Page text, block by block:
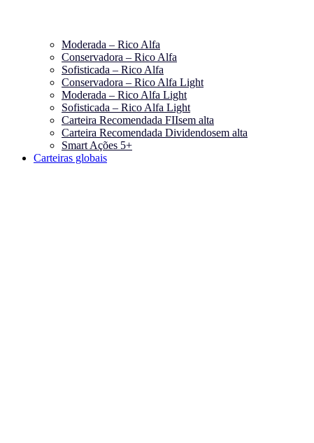
Moderada – Rico Alfa
Conservadora – Rico Alfa
Sofisticada – Rico Alfa
Conservadora – Rico Alfa Light
Moderada – Rico Alfa Light
Sofisticada – Rico Alfa Light
Carteira Recomendada FIIsem alta
Carteira Recomendada Dividendosem alta
Smart Ações 5+
Carteiras globais